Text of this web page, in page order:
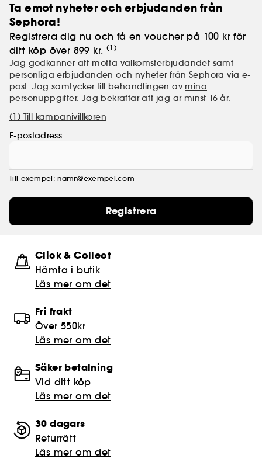
Ta emot nyheter och erbjudanden från
Sephora!
Registrera dig nu och få en voucher på 100 kr för
ditt köp över 899 kr. (1)
Jag godkänner att motta välkomsterbjudandet samt
personliga erbjudanden och nyheter från Sephora via e-
post. Jag samtycker till behandlingen av mina
personuppgifter. Jag bekräftar att jag är minst 16 år.
(1) Till kampanjvillkoren
E-postadress
Till exempel: namn@exempel.com
Registrera
Click & Collect
Hämta i butik​
Läs mer om det
Fri frakt
Över 550kr
Läs mer om det
Säker betalning
Vid ditt köp
Läs mer om det
30 dagars
Returrätt
Läs mer om det